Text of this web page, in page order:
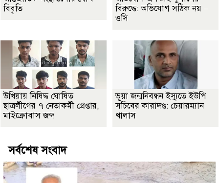
বিবৃতি
বিরুদ্ধে: অভিযোগ সঠিক নয় –
ওসি
উখিয়ায় নিষিদ্ধ ঘোষিত
ছাত্রলীগের ৭ নেতাকর্মী গ্রেপ্তার,
মাইক্রোবাস জব্দ
ভূয়া জন্মনিবন্ধন ইস্যুতে ইউপি
সচিবের কারাদণ্ড: চেয়ারম্যান
খালাস
সর্বশেষ সংবাদ